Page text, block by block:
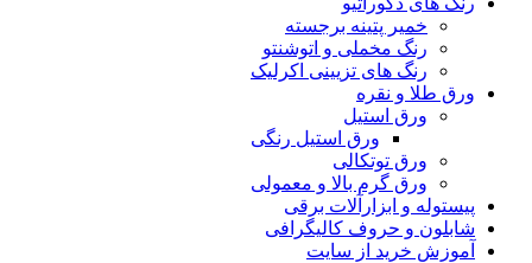
خمیر پتینه برجسته
رنگ مخملی و اتوشنتو
رنگ های تزیینی اکرلیک
ورق طلا و نقره
ورق استیل
ورق استیل رنگی
ورق توتکالی
ورق گرم بالا و معمولی
پیستوله و ابزارآلات برقی
شابلون و حروف کالیگرافی
آموزش خرید از سایت